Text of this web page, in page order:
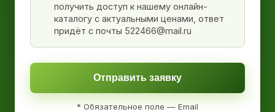
получить доступ к нашему онлайн-
каталогу с актуальными ценами, ответ
придёт с почты 522466@mail.ru
Отправить заявку
* Обязательное поле — Email